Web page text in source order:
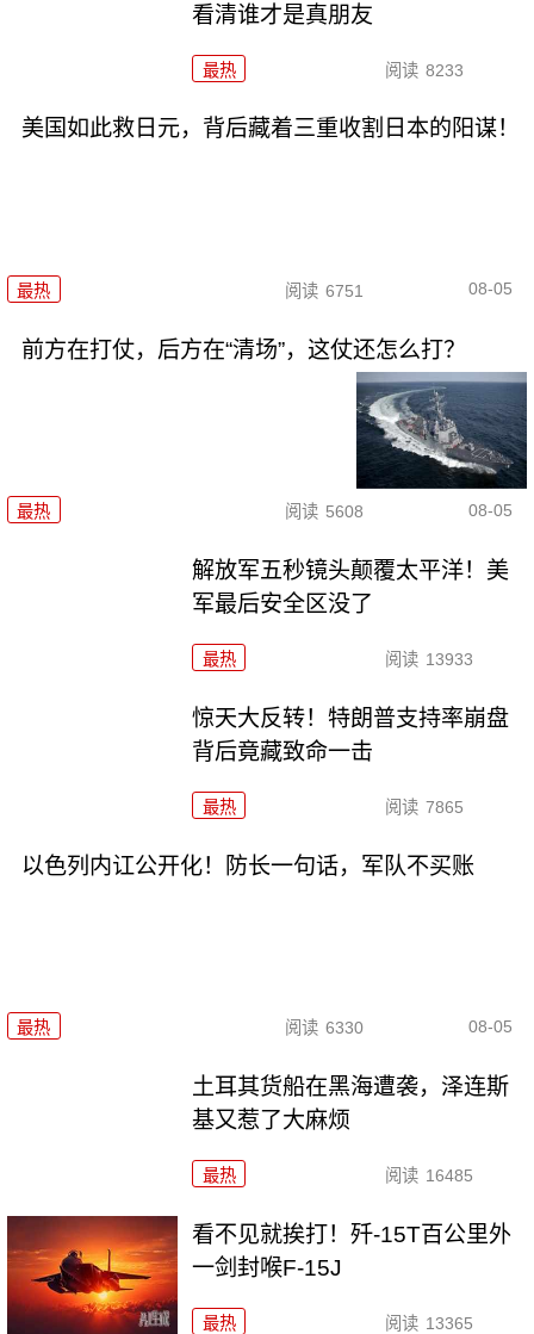
看清谁才是真朋友
最热 阅读 8233
美国如此救日元，背后藏着三重收割日本的阳谋！
最热 阅读 6751 08-05
前方在打仗，后方在“清场”，这仗还怎么打？
最热 阅读 5608 08-05
解放军五秒镜头颠覆太平洋！美
军最后安全区没了
最热 阅读 13933
惊天大反转！特朗普支持率崩盘
背后竟藏致命一击
最热 阅读 7865
以色列内讧公开化！防长一句话，军队不买账
最热 阅读 6330 08-05
土耳其货船在黑海遭袭，泽连斯
基又惹了大麻烦
最热 阅读 16485
看不见就挨打！歼-15T百公里外
一剑封喉F-15J
最热 阅读 13365